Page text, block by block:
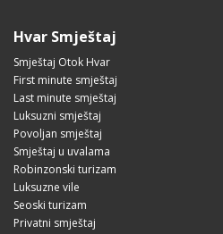
Hvar Smještaj
Smještaj Otok Hvar
First minute smještaj
Last minute smještaj
Luksuzni smještaj
Povoljan smještaj
Smještaj u uvalama
Robinzonski turizam
Luksuzne vile
Seoski turizam
Privatni smještaj